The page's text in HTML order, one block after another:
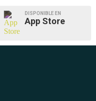
DISPONIBLE EN
App Store